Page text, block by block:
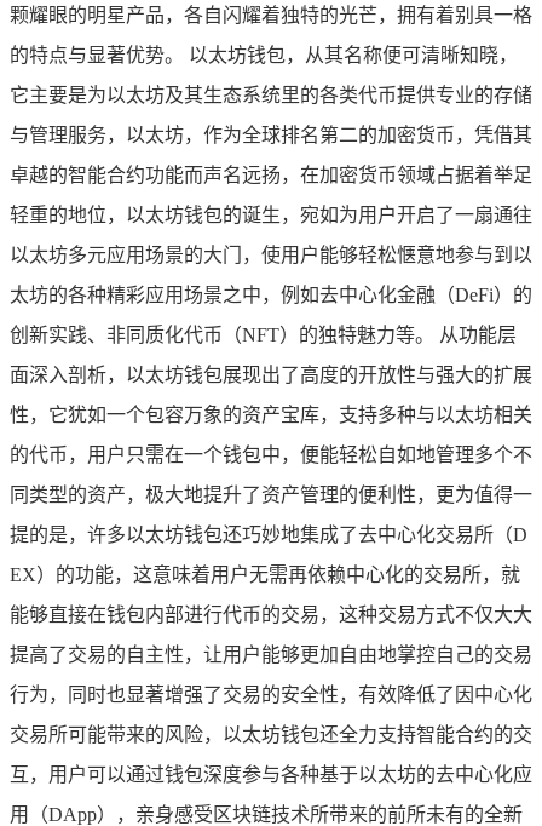
颗耀眼的明星产品，各自闪耀着独特的光芒，拥有着别具一格
的特点与显著优势。 以太坊钱包，从其名称便可清晰知晓，
它主要是为以太坊及其生态系统里的各类代币提供专业的存储
与管理服务，以太坊，作为全球排名第二的加密货币，凭借其
卓越的智能合约功能而声名远扬，在加密货币领域占据着举足
轻重的地位，以太坊钱包的诞生，宛如为用户开启了一扇通往
以太坊多元应用场景的大门，使用户能够轻松惬意地参与到以
太坊的各种精彩应用场景之中，例如去中心化金融（DeFi）的
创新实践、非同质化代币（NFT）的独特魅力等。 从功能层
面深入剖析，以太坊钱包展现出了高度的开放性与强大的扩展
性，它犹如一个包容万象的资产宝库，支持多种与以太坊相关
的代币，用户只需在一个钱包中，便能轻松自如地管理多个不
同类型的资产，极大地提升了资产管理的便利性，更为值得一
提的是，许多以太坊钱包还巧妙地集成了去中心化交易所（D
EX）的功能，这意味着用户无需再依赖中心化的交易所，就
能够直接在钱包内部进行代币的交易，这种交易方式不仅大大
提高了交易的自主性，让用户能够更加自由地掌控自己的交易
行为，同时也显著增强了交易的安全性，有效降低了因中心化
交易所可能带来的风险，以太坊钱包还全力支持智能合约的交
互，用户可以通过钱包深度参与各种基于以太坊的去中心化应
用（DApp），亲身感受区块链技术所带来的前所未有的全新